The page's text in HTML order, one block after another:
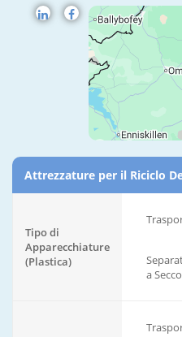
Attrezzature per il Riciclo
Tipo di
Apparecchiature
(Plastica)
a Secco